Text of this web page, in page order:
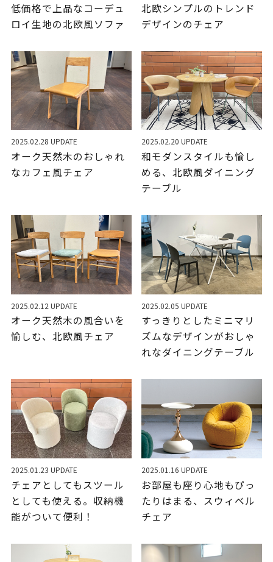
低価格で上品なコーデュ
ロイ生地の北欧風ソファ
北欧シンプルのトレンド
デザインのチェア
2025.02.28 UPDATE
オーク天然木のおしゃれ
なカフェ風チェア
2025.02.20 UPDATE
和モダンスタイルも愉し
める、北欧風ダイニング
テーブル
2025.02.12 UPDATE
オーク天然木の風合いを
愉しむ、北欧風チェア
2025.02.05 UPDATE
すっきりとしたミニマリ
ズムなデザインがおしゃ
れなダイニングテーブル
2025.01.23 UPDATE
チェアとしてもスツール
としても使える。収納機
能がついて便利！
2025.01.16 UPDATE
お部屋も座り心地もぴっ
たりはまる、スウィベル
チェア